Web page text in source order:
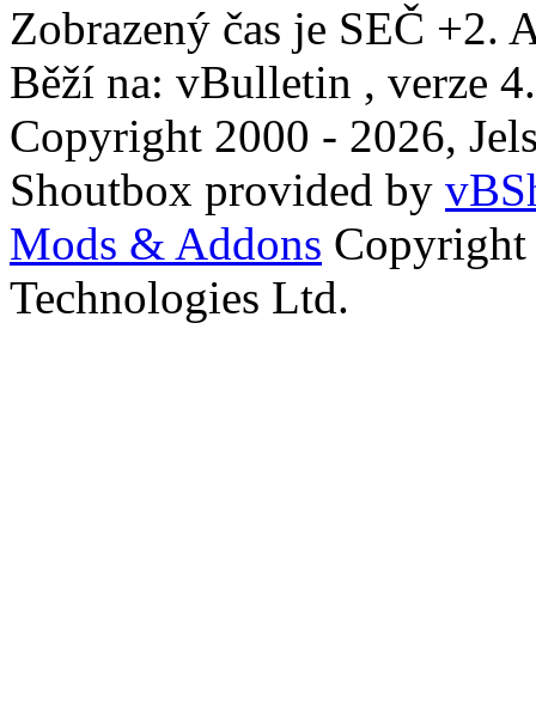
Zobrazený čas je SEČ +2.
Běží na: vBulletin , verze
Copyright 2000 - 2026,
Shoutbox provided by
Mods & Addons
Technologies Ltd.